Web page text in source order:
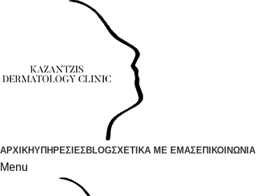
ΑΡΧΙΚΗΥΠΗΡΕΣΙΕΣBLOGΣΧΕΤΙΚΑ ΜΕ ΕΜΑΣΕΠΙΚΟΙΝΩΝΙΑ
Menu